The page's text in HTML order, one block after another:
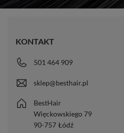
KONTAKT
501 464 909
sklep@besthair.pl
BestHair
Więckowskiego 79
90-757 Łódź